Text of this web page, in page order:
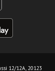
12/12A, 20123